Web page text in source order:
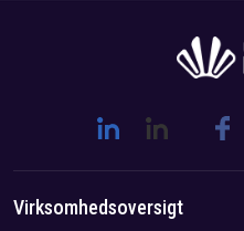
Virksomhedsoversigt